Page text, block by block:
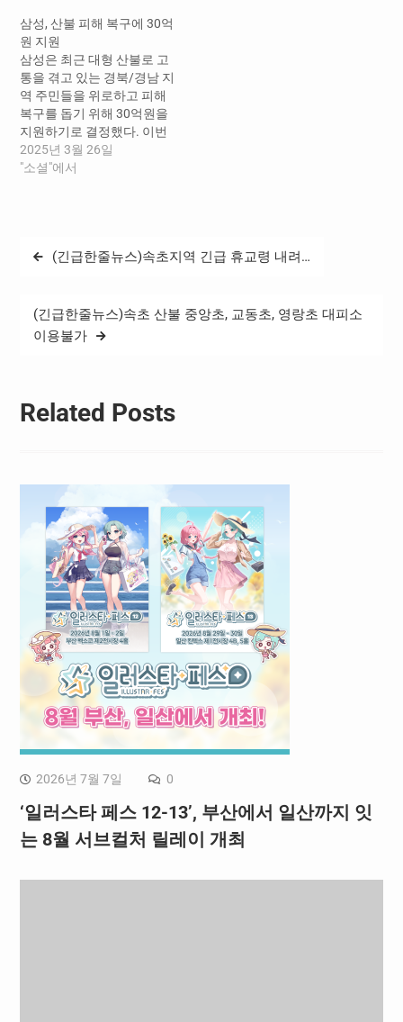
에 120만 명이 넘는 이용자
가 동참하고 현재까지 50억
원 이상의 기부금이 모였다.
카카오도 이용자 응원 댓글
1건당 1,000원을 기부하는
등 총…
삼성, 산불 피해 복구에 30억
원 지원
삼성은 최근 대형 산불로 고
통을 겪고 있는 경북/경남 지
역 주민들을 위로하고 피해
복구를 돕기 위해 30억원을
지원하기로 결정했다. 이번
성금 기부에는 ▲삼성전자
▲삼성디스플레이 ▲삼성
십자사를 통해 전달될 예정
주 등 특별재난지역의 피해…
2025년 3월 26일
"소셜"에서
글
색
(긴급한줄뉴스)속초지역 긴급 휴교령 내려…
(긴급한줄뉴스)속초 산불 중앙초, 교동초, 영랑초 대피소
이용불가
Related Posts
2026년 7월 7일 0
‘일러스타 페스 12-13’, 부산에서 일산까지 잇
는 8월 서브컬처 릴레이 개최